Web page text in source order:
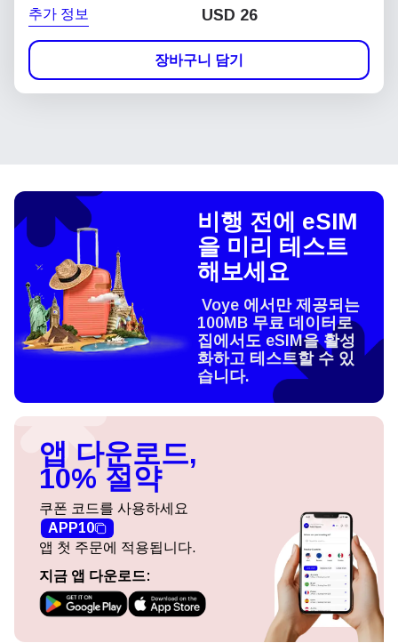
추가 정보 USD 26
장바구니 담기
비행 전에 eSIM
을 미리 테스트
해보세요
Voye 에서만 제공되는
100MB 무료 데이터로
집에서도 eSIM을 활성
화하고 테스트할 수 있
습니다.
앱 다운로드,
10% 절약
쿠폰 코드를 사용하세요
APP10
앱 첫 주문에 적용됩니다.
지금 앱 다운로드: